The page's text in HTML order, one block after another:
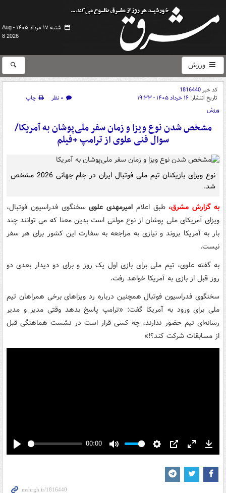
شنبه ۱۷ مرداد ۱۴۰۵ -
Aug
8 2026
ورزش
کد خبر1816440
تاریخ انتشار: ۱۶ خرداد ۱۴۰۵ - ۱۹:۳۳ ۰ نظر
چاپ
ورزش
مشخص شدن نوع ویزا و زمان سفر ملی‌پوشان به آمریکا/
سوال فنی علوی از ترامپ +فیلم
نوع ویزای بازیکنان تیم ملی فوتبال ایران در جام جهانی 2026 مشخص
شد.
به گزارش مشرق، طبق اعلام امیرمهدی علویسخنگوی فدراسیون فوتبال،
ویزای آمریکای ملی پوشان از نوع مولتی است بدین معنا که می توانند چند
بار به آمریکا بروند و نیازی به مراجعه به سفارت این کشور برای هر سفر
نیست.
به گفته علوی، تیم ملی برای بازی اول یک روز و برای دو دیدار بعدی دو
روز قبل از بازی‌ به آمریکا خواهد رفت.
سخنگوی فدراسیون فوتبال همچنین درباره رد ویزاهای برخی همراهان تیم
ملی برای ورود به آمریکا گفت: «ترامپ پاسخ بدهد وقتی مدیر و مدیر
رسانه‌ای تیم حضور ندارند، چه کسی قرار است در نشست هماهنگی قبل
از مسابقات شرکت کند؟!»
Play
00:00
Mute Settings
PIP Enter
fullscreen